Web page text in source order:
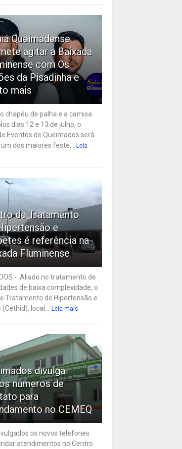
Queimadense
agitar a Baixada
com Os
da Pisadinha e
mais
chapéu de palha e a camisa
dias 12 e 13 de julho, o
Eventos de Queimados será
dos maiores feste...
Leia
de Tratamento
e
é referência na
Fluminense
- Aliado no tratamento de
de baixa complexidade, o
Tratamento de Hipertensão e
local...
Leia mais
divulga
números de
para
no CEMEQ
os novos telefones
atendimentos no Centro